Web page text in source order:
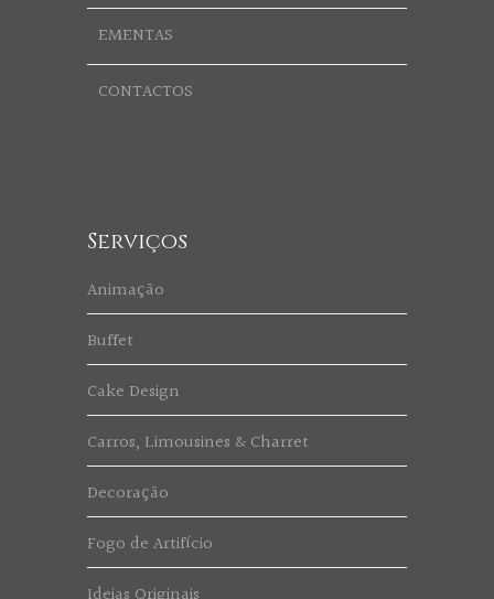
EMENTAS
CONTACTOS
Serviços
Animação
Buffet
Cake Design
Carros, Limousines & Charret
Decoração
Fogo de Artifício